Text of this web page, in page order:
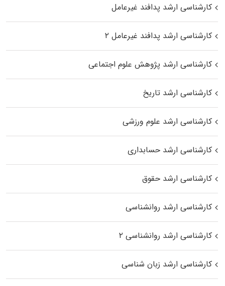
کارشناسی ارشد پدافند غیرعامل
کارشناسی ارشد پدافند غیرعامل ۲
کارشناسی ارشد پژوهش علوم اجتماعی
کارشناسی ارشد تاریخ
کارشناسی ارشد علوم ورزشی
کارشناسی ارشد حسابداری
کارشناسی ارشد حقوق
کارشناسی ارشد روانشناسی
کارشناسی ارشد روانشناسی ۲
کارشناسی ارشد زبان شناسی